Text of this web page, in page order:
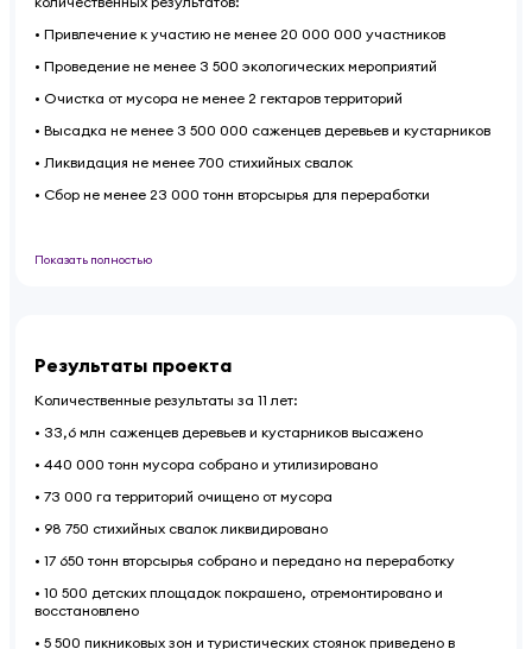
• Привлечение к участию не менее 20 000 000 участников
• Проведение не менее 3 500 экологических мероприятий
• Очистка от мусора не менее 2 гектаров территорий
• Высадка не менее 3 500 000 саженцев деревьев и кустарников
• Ликвидация не менее 700 стихийных свалок
• Сбор не менее 23 000 тонн вторсырья для переработки
Показать полностью
Результаты проекта
Количественные результаты за 11 лет:
• 33,6 млн саженцев деревьев и кустарников высажено
• 440 000 тонн мусора собрано и утилизировано
• 73 000 га территорий очищено от мусора
• 98 750 стихийных свалок ликвидировано
• 17 650 тонн вторсырья собрано и передано на переработку
• 10 500 детских площадок покрашено, отремонтировано и
восстановлено
• 5 500 пикниковых зон и туристических стоянок приведено в